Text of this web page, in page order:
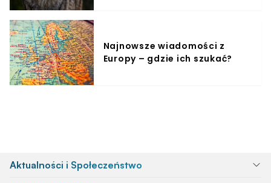
Najnowsze wiadomości z
Europy – gdzie ich szukać?
Aktualności i Społeczeństwo